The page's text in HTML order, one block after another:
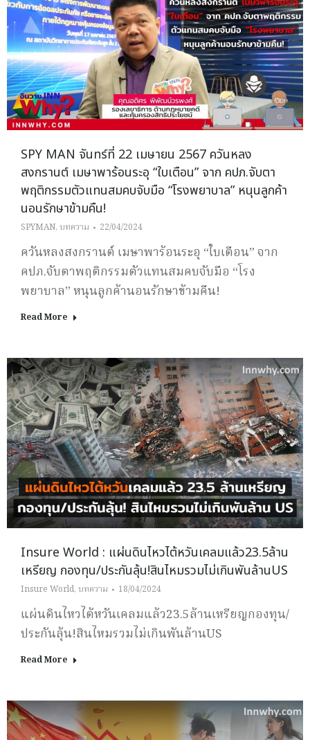
SPY MAN จันทร์ที่ 22 เมษายน 2567 ควันหลง
สงกรานต์ เมษาพาร้อนระอุ “ใบเตือน” จาก คปภ.จับตา
พฤติกรรมตัวแทนสมคบจับมือ “โรงพยาบาล” หนุนลูกค้า
นอนรักษาข้ามคืน!
SPYMAN, บทความ 22/04/2024
ควันหลงสงกรานต์ เมษาพาร้อนระอุ “ใบเตือน” จาก
คปภ.จับตาพฤติกรรมตัวแทนสมคบจับมือ “โรง
พยาบาล” หนุนลูกค้านอนรักษาข้ามคืน!
Read More
Insure World : แผ่นดินไหวไต้หวันเคลมแล้ว23.5ล้าน
เหรียญ กองทุน/ประกันลุ้น!สินไหมรวมไม่เกินพันล้านUS
Insure World, บทความ 18/04/2024
แผ่นดินไหวไต้หวันเคลมแล้ว23.5ล้านเหรียญกองทุน/
ประกันลุ้น!สินไหมรวมไม่เกินพันล้านUS
Read More